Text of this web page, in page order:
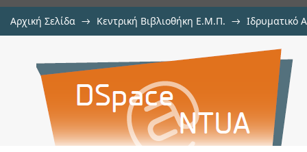
Αρχική Σελίδα → Κεντρική Βιβλιοθήκη Ε.Μ.Π. → Ιδρυματικό
FACTORS AFFECTING THE
REACTIONS OF 3-HYDROXY